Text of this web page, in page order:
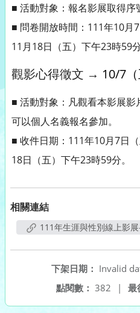
■ 活動對象：報名影展取得序
■ 問卷開放時間：111年10月
11月18日（五）下午23時59分
觀影心得徵文 → 10/7
■ 活動對象：凡觀看本影展
可以個人名義報名參加。
■ 收件日期：111年10月7日
18日（五）下午23時59分。
相關連結
111年生涯與性別線上影
下架日期： Invalid
最
點閱數： 382 |